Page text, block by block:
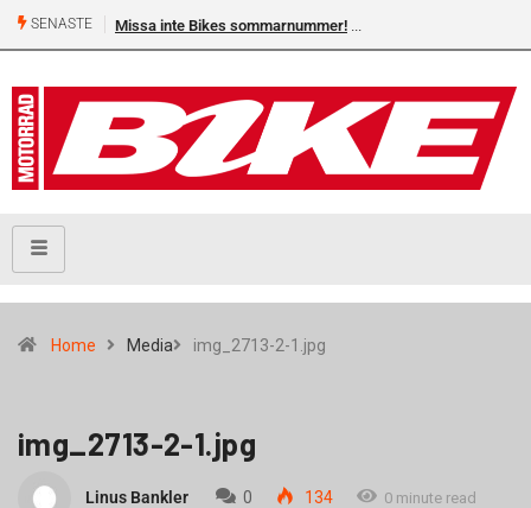
SENASTE Missa inte Bikes sommarnummer!
Home Media img_2713-2-1.jpg
img_2713-2-1.jpg
Linus Bankler 0 134 0 minute read